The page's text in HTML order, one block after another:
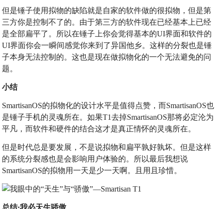
但是锤子使用拟物的缺陷就是自家的软件做的很拟物，但是第
三方你是控制不了的。由于第三方的软件现在已经基本上已经
是全部扁平了。所以在锤子上你会觉得基本的UI界面和软件的
UI界面你会一瞬间感觉你来到了异国他乡。这样的分裂也是锤
子本身无法控制的。这也是现在做拟物化的一个无法避免的问
题。
小结
SmartisanOS的拟物化的设计水平是值得点赞，而SmartisanOS也
是锤子手机的灵魂所在。如果T1去掉SmartisanOS那将必定沦为
平凡，而软件和硬件的结合这才是真正情怀的灵魂所在。
但是时代总是要发展，不是说拟物和扁平孰好孰坏。但是这样
的系统分裂感也是会影响用户体验的。所以最后我想说
SmartisanOS的拟物用一天是少一天啊。且用且珍惜。
总结·我必天生骄傲